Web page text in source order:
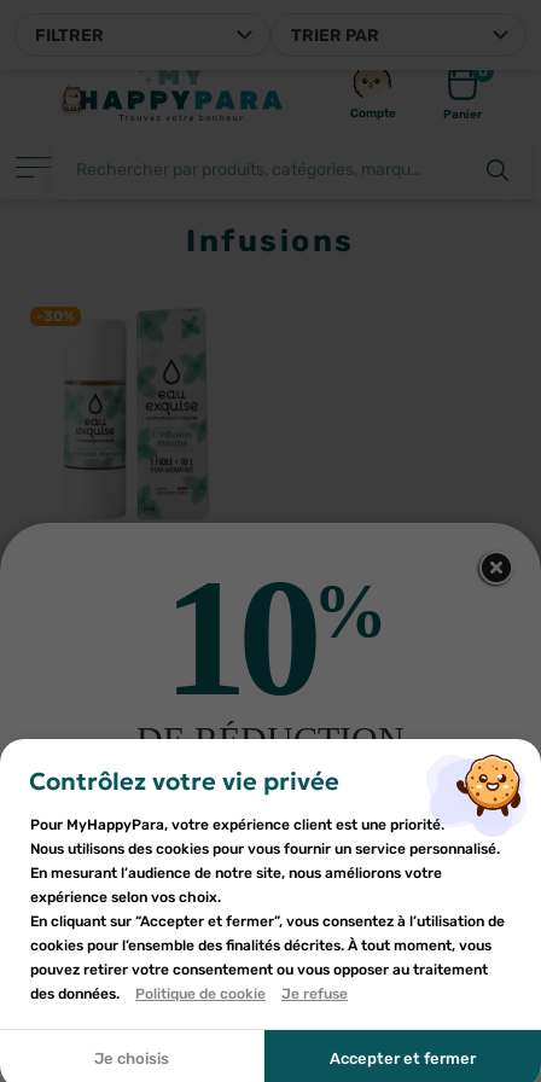
Compte
0
Panier
TRIER PAR
FILTRER
Infusions
-30%
Menthe bio 10ml
€76
EN POINT RELAIS (VOIR CONDITIONS)
LIVRAISON EN FRANCE ET À L'INTERNATIONAL
Profitez de -10%
Pour votre 1ère commande en vous inscrivant à notre
newsletter
*Voir conditions
Ajouter à ma liste d'envies ×
add_circle_outline
Créer une nouvelle liste
((modalTitle)) ×
((confirmMessage))
((cancelText))
((modalDeleteText))
×
Nom de la liste d'envies
Annuler
Créer une liste d'envies
×
Vous devez être connecté pour ajouter des produits à votre
liste d'envies.
Annuler
Connexion
Contrôlez votre vie privée
Pour MyHappyPara, votre expérience client est une priorité.
Nous utilisons des cookies pour vous fournir un service personnalisé.
En mesurant l’audience de notre site, nous améliorons votre
expérience selon vos choix.
En cliquant sur “Accepter et fermer”, vous consentez à l’utilisation de
cookies pour l’ensemble des finalités décrites. À tout moment, vous
pouvez retirer votre consentement ou vous opposer au traitement
des données.
Politique de cookie Je refuse
Je choisis Accepter et fermer
10%
DE RÉDUCTION
sur votre première commande
Inscrivez-vous à notre newsletter et profitez
d'une réduction sur votre première commande*
En soumettant ce formulaire, j'accepte que les
informations saisies soient utilisées dans le cadre de
découler. Vous référer à la politique de confidentialité.